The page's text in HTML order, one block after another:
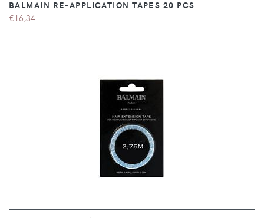
BALMAIN RE-APPLICATION TAPES 20 PCS
€16,34
DÉTAILS